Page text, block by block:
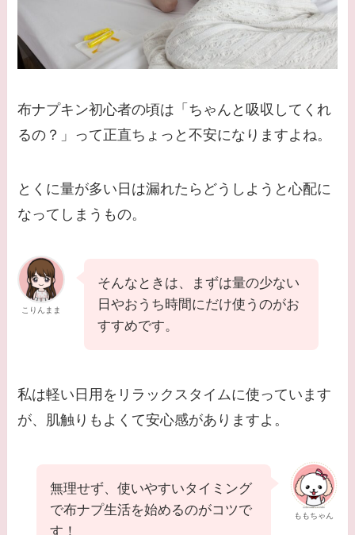
布ナプキン初心者の頃は「ちゃんと吸収してくれ
るの？」って正直ちょっと不安になりますよね。
とくに量が多い日は漏れたらどうしようと心配に
なってしまうもの。
こりんまま
そんなときは、まずは量の少ない
日やおうち時間にだけ使うのがお
すすめです。
私は軽い日用をリラックスタイムに使っています
が、肌触りもよくて安心感がありますよ。
ももちゃん
無理せず、使いやすいタイミング
で布ナプ生活を始めるのがコツで
す！